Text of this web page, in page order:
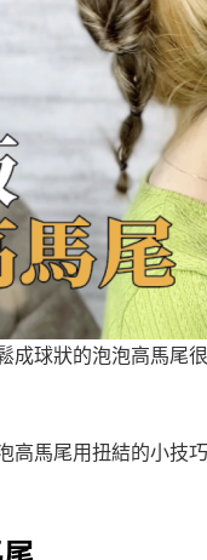
成球狀的泡泡高馬尾
高馬尾用扭結的小技